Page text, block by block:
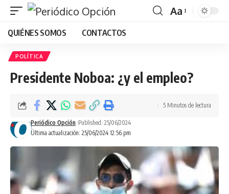
Font
Aa
QUIÉNES SOMOS CONTACTOS
POLÍTICA
Presidente Noboa: ¿y el empleo?
Última actualización: 25/06/2024 12:56 pm
Periódico Opción Published: 25/06/2024
5 Minutos de lectura